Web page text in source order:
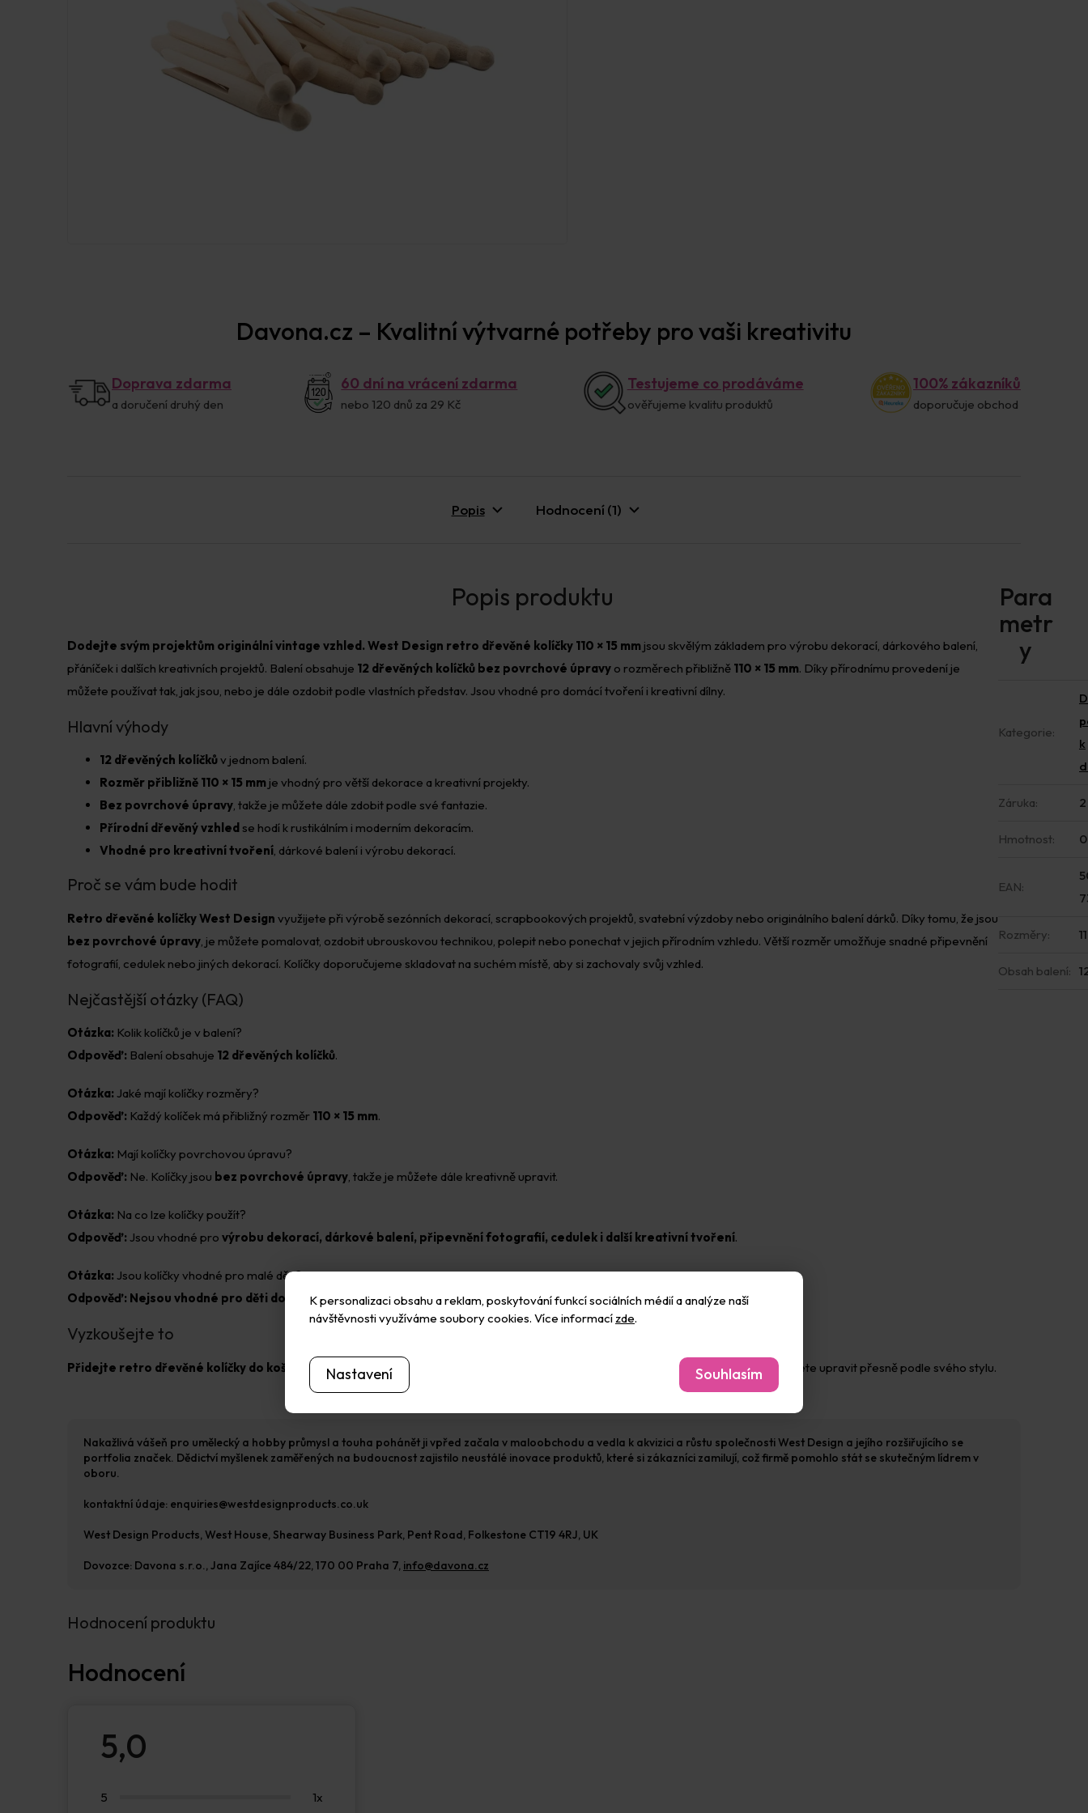
K personalizaci obsahu a reklam, poskytování funkcí sociálních médií a analýze naší
návštěvnosti využíváme soubory cookies. Více informací zde.
Nastavení Souhlasím
Davona.cz – Kvalitní výtvarné potřeby pro vaši kreativitu
Doprava zdarma
a doručení druhý den
60 dní na vrácení zdarma
nebo 120 dnů za 29 Kč
Testujeme co prodáváme
ověřujeme kvalitu produktů
100% zákazníků
doporučuje obchod
Popis Hodnocení (1)
Dodejte svým projektům originální vintage vzhled. West Design retro dřevěné kolíčky 110 × 15 mm jsou skvělým základem pro výrobu dekorací, dárkového balení,
přáníček i dalších kreativních projektů. Balení obsahuje 12 dřevěných kolíčků bez povrchové úpravy o rozměrech přibližně 110 × 15 mm. Díky přírodnímu provedení je
můžete používat tak, jak jsou, nebo je dále ozdobit podle vlastních představ. Jsou vhodné pro domácí tvoření i kreativní dílny.
Hlavní výhody
12 dřevěných kolíčkův jednom balení.
Rozměr přibližně 110 × 15 mm je vhodný pro větší dekorace a kreativní projekty.
Bez povrchové úpravy, takže je můžete dále zdobit podle své fantazie.
Přírodní dřevěný vzhled se hodí k rustikálním i moderním dekoracím.
Vhodné pro kreativní tvoření, dárkové balení i výrobu dekorací.
Proč se vám bude hodit
Retro dřevěné kolíčky West Design využijete při výrobě sezónních dekorací, scrapbookových projektů, svatební výzdoby nebo originálního balení dárků. Díky tomu, že jsou
bez povrchové úpravy , je můžete pomalovat, ozdobit ubrouskovou technikou, polepit nebo ponechat v jejich přírodním vzhledu. Větší rozměr umožňuje snadné připevnění
fotografií, cedulek nebo jiných dekorací. Kolíčky doporučujeme skladovat na suchém místě, aby si zachovaly svůj vzhled.
Nejčastější otázky (FAQ)
Otázka: Kolik kolíčků je v balení?
Odpověď: Balení obsahuje 12 dřevěných kolíčků.
Otázka: Jaké mají kolíčky rozměry?
Odpověď: Každý kolíček má přibližný rozměr 110 × 15 mm.
Otázka: Mají kolíčky povrchovou úpravu?
Odpověď: Ne. Kolíčky jsou bez povrchové úpravy, takže je můžete dále kreativně upravit.
Otázka: Na co lze kolíčky použít?
Odpověď: Jsou vhodné pro výrobu dekorací, dárkové balení, připevnění fotografií, cedulek i další kreativní tvoření.
Otázka: Jsou kolíčky vhodné pro malé děti?
Odpověď: Nejsou vhodné pro děti do 3 let.
Vyzkoušejte to
Přidejte retro dřevěné kolíčky do košíku a vytvořte originální dekorace podle své fantazie. Díky přírodnímu provedení si je můžete upravit přesně podle svého stylu.
Kategorie:
k
Záruka:
Hmotnost:
EAN:
Rozměry:
Obsah balení:
Hodnocení produktu
5,0
5
1x
Nakažlivá vášeň pro umělecký a hobby průmysl a touha pohánět ji vpřed začala v maloobchodu a vedla k akvizici a růstu společnosti West Design a jejího rozšiřujícího se
portfolia značek. Dědictví myšlenek zaměřených na budoucnost zajistilo neustálé inovace produktů, které si zákazníci zamilují, což firmě pomohlo stát se skutečným lídrem v
oboru.
kontaktní údaje: enquiries@westdesignproducts.co.uk
West Design Products, West House, Shearway Business Park, Pent Road, Folkestone CT19 4RJ, UK
Dovozce: Davona s.r.o., Jana Zajíce 484/22, 170 00 Praha 7, info@davona.cz